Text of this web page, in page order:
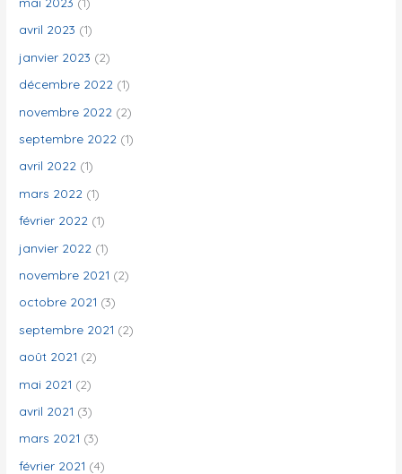
avril 2023 (1)
janvier 2023 (2)
décembre 2022 (1)
novembre 2022 (2)
septembre 2022 (1)
avril 2022 (1)
mars 2022 (1)
février 2022 (1)
janvier 2022 (1)
novembre 2021 (2)
octobre 2021 (3)
septembre 2021 (2)
août 2021 (2)
mai 2021 (2)
avril 2021 (3)
mars 2021 (3)
février 2021 (4)